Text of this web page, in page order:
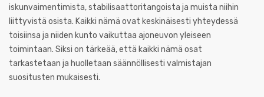
iskunvaimentimista, stabilisaattoritangoista ja muista niihin
liittyvistä osista. Kaikki nämä ovat keskinäisesti yhteydessä
toisiinsa ja niiden kunto vaikuttaa ajoneuvon yleiseen
toimintaan. Siksi on tärkeää, että kaikki nämä osat
tarkastetaan ja huolletaan säännöllisesti valmistajan
suositusten mukaisesti.